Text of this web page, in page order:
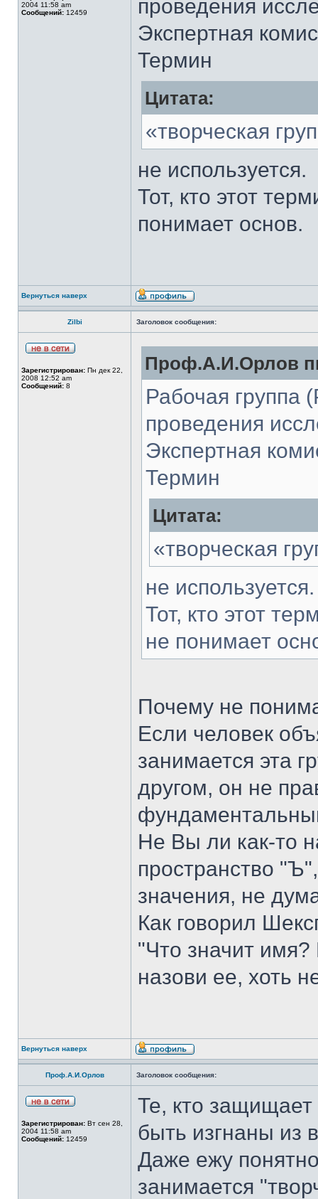
2004 11:58 am
Сообщений: 12459
проведения
Экспертная
Термин
Цитата:
«творческая
не используется.
Тот, кто этот
понимает основ.
Вернуться наверх
Zilbi Заголовок сообщения:
Зарегистрирован: Пн дек 22,
2008 12:52 am
Сообщений: 8
Проф.А.И.Орлов
Рабочая группа
проведения
Экспертная
Термин
Цитата:
«творческая
не используется.
Тот, кто этот
не понимает
Почему не
Если человек
занимается эта
другом, он не
Не Вы ли как-то
пространство
значения, не
Как говорил
"Что значит имя?
назови ее, хоть
Вернуться наверх
Проф.А.И.Орлов Заголовок сообщения:
Зарегистрирован: Вт сен 28,
2004 11:58 am
Сообщений: 12459
Те, кто
быть изгнаны из
Даже ежу
занимается